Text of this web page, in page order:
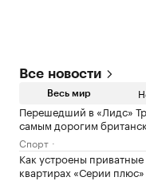
Все новости
Весь мир
Перешедший в «Лидс»
самым дорогим
Спорт
Как устроены приватные
квартирах «Серии плюс»